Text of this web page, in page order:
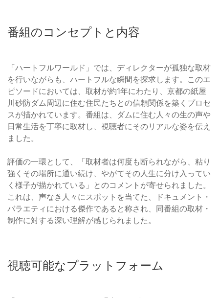
番組のコンセプトと内容
「ハートフルワールド」では、ディレクターが孤独な取材
を行いながらも、ハートフルな瞬間を探求します。このエ
ピソードにおいては、取材が約1年にわたり、京都の紙屋
川砂防ダム周辺に住む住民たちとの信頼関係を築くプロセ
スが描かれています。番組は、ダムに住む人々の生の声や
日常生活を丁寧に取材し、視聴者にそのリアルな姿を伝え
ました。
評価の一環として、「取材者は何度も断られながら、粘り
強くその場所に通い続け、やがてその人生に分け入ってい
く様子が描かれている」とのコメントが寄せられました。
これは、声なき人々にスポットを当てた、ドキュメント・
バラエティにおける傑作であると称され、同番組の取材・
制作に対する深い理解が感じられました。
視聴可能なプラットフォーム